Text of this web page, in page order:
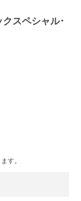
スペシャル･
す。